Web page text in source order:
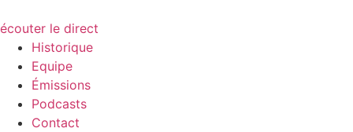
écouter le direct
Historique
Equipe
Émissions
Podcasts
Contact